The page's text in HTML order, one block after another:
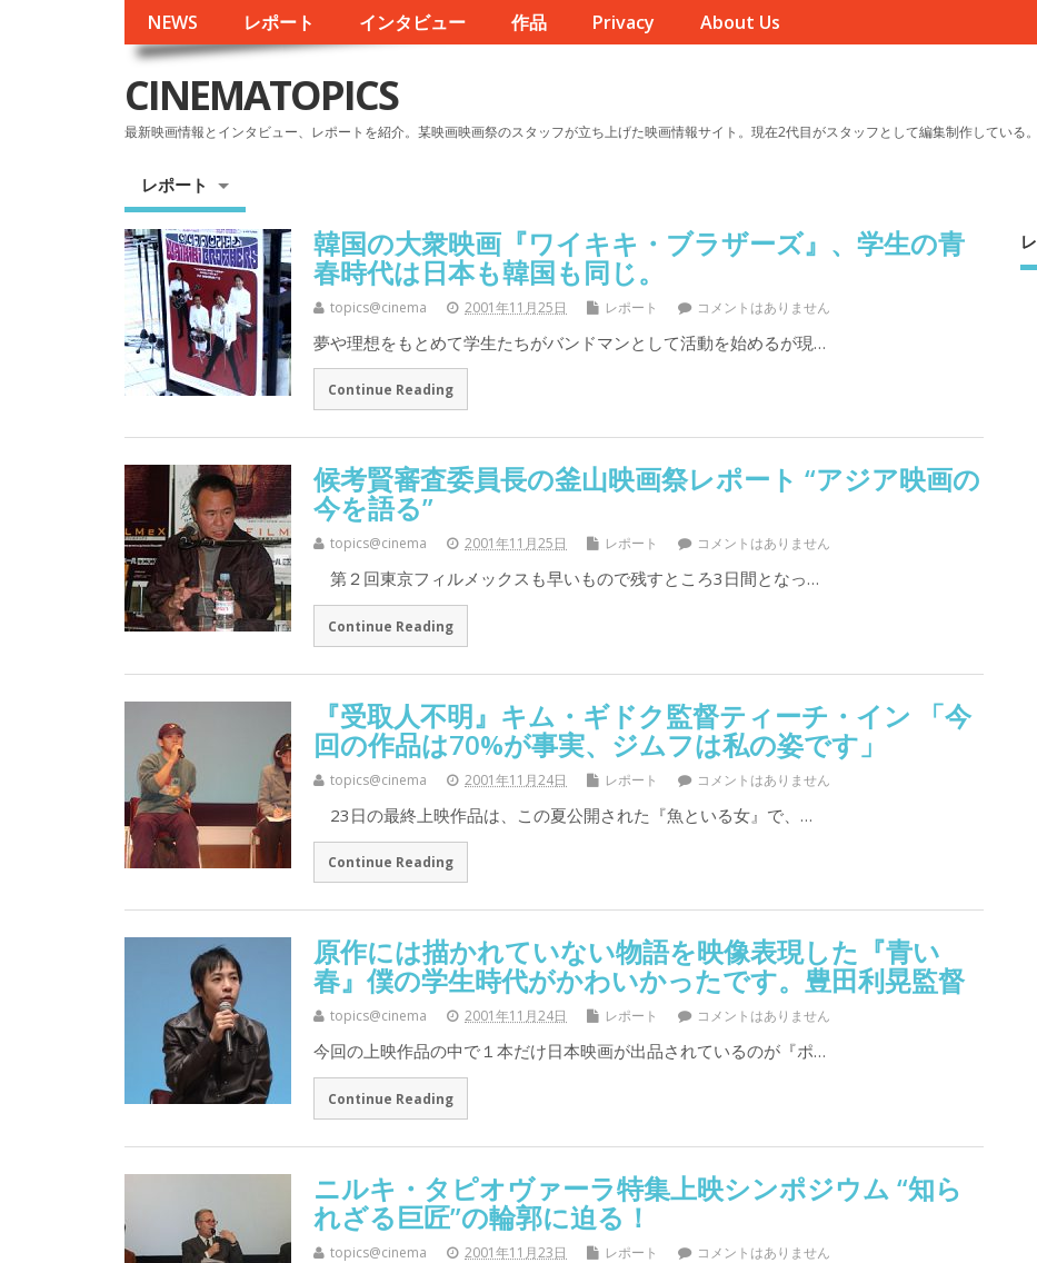
NEWS レポート インタビュー 作品 Privacy About Us
CINEMATOPICS
最新映画情報とインタビュー、レポートを紹介。某映画映画祭のスタッフが立ち上げた映画情報サイト。現在2代目がスタッフとして編集制作している。
レポート
韓国の大衆映画『ワイキキ・ブラザーズ』、学生の青
春時代は日本も韓国も同じ。
topics@cinema 2001年11月25日 レポート コメントはありません
夢や理想をもとめて学生たちがバンドマンとして活動を始めるが現…
Continue Reading
候考賢審査委員長の釜山映画祭レポート “アジア映画の
今を語る”
topics@cinema 2001年11月25日 レポート コメントはありません
第２回東京フィルメックスも早いもので残すところ3日間となっ…
Continue Reading
『受取人不明』キム・ギドク監督ティーチ・イン 「今
回の作品は70%が事実、ジムフは私の姿です」
topics@cinema 2001年11月24日 レポート コメントはありません
23日の最終上映作品は、この夏公開された『魚といる女』で、…
Continue Reading
原作には描かれていない物語を映像表現した『青い
春』僕の学生時代がかわいかったです。豊田利晃監督
topics@cinema 2001年11月24日 レポート コメントはありません
今回の上映作品の中で１本だけ日本映画が出品されているのが『ポ…
Continue Reading
ニルキ・タピオヴァーラ特集上映シンポジウム “知ら
れざる巨匠”の輪郭に迫る！
topics@cinema 2001年11月23日 レポート コメントはありません